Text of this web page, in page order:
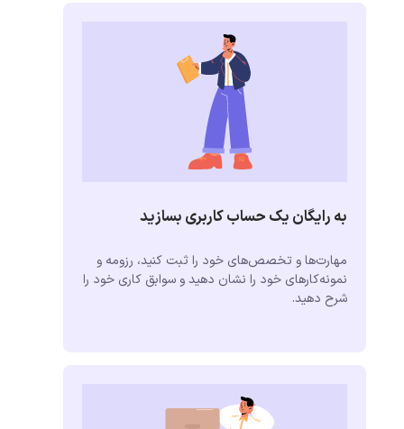
به رایگان یک حساب کاربری بسازید
مهارت‌ها و تخصص‌های خود را ثبت کنید، رزومه و
نمونه‌کارهای خود را نشان دهید و سوابق کاری خود را
شرح دهید.